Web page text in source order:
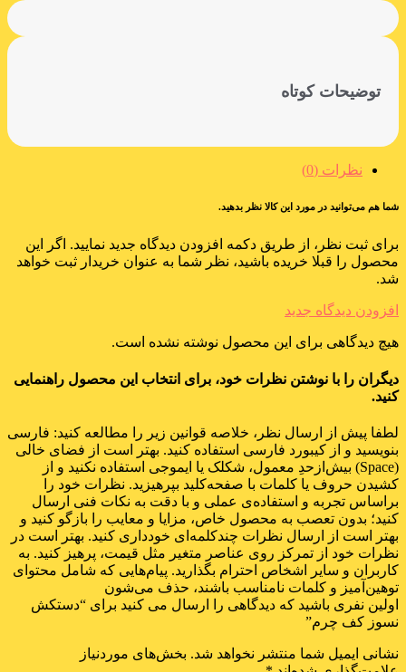
توضیحات کوتاه
نظرات (0)
شما هم می‌توانید در مورد این کالا نظر بدهید.
برای ثبت نظر، از طریق دکمه افزودن دیدگاه جدید نمایید. اگر این
محصول را قبلا خریده باشید، نظر شما به عنوان خریدار ثبت خواهد
شد.
افزودن دیدگاه جدید
هیچ دیدگاهی برای این محصول نوشته نشده است.
دیگران را با نوشتن نظرات خود، برای انتخاب این محصول راهنمایی
کنید.
لطفا پیش از ارسال نظر، خلاصه قوانین زیر را مطالعه کنید: فارسی
بنویسید و از کیبورد فارسی استفاده کنید. بهتر است از فضای خالی
(Space) بیش‌از‌حدِ معمول، شکلک یا ایموجی استفاده نکنید و از
کشیدن حروف یا کلمات با صفحه‌کلید بپرهیزید. نظرات خود را
براساس تجربه و استفاده‌ی عملی و با دقت به نکات فنی ارسال
کنید؛ بدون تعصب به محصول خاص، مزایا و معایب را بازگو کنید و
بهتر است از ارسال نظرات چندکلمه‌‌ای خودداری کنید. بهتر است در
نظرات خود از تمرکز روی عناصر متغیر مثل قیمت، پرهیز کنید. به
کاربران و سایر اشخاص احترام بگذارید. پیام‌هایی که شامل محتوای
توهین‌آمیز و کلمات نامناسب باشند، حذف می‌شون
اولین نفری باشید که دیدگاهی را ارسال می کنید برای “دستکش
نسوز کف چرم”
نشانی ایمیل شما منتشر نخواهد شد. بخش‌های موردنیاز